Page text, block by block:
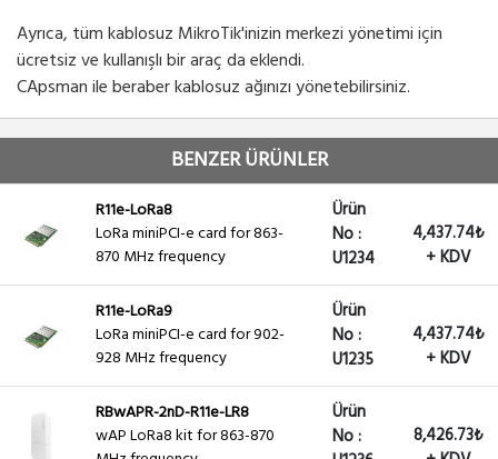
Ayrıca, tüm kablosuz MikroTik'inizin merkezi yönetimi için
ücretsiz ve kullanışlı bir araç da eklendi.
CApsman ile beraber kablosuz ağınızı yönetebilirsiniz.
BENZER ÜRÜNLER
R11e-LoRa8
LoRa miniPCI-e card for 863-
870 MHz frequency
Ürün
No :
U1234
4,437.74₺
+ KDV
R11e-LoRa9
LoRa miniPCI-e card for 902-
928 MHz frequency
Ürün
No :
U1235
4,437.74₺
+ KDV
RBwAPR-2nD-R11e-LR8
wAP LoRa8 kit for 863-870
Ürün
No :
8,426.73₺